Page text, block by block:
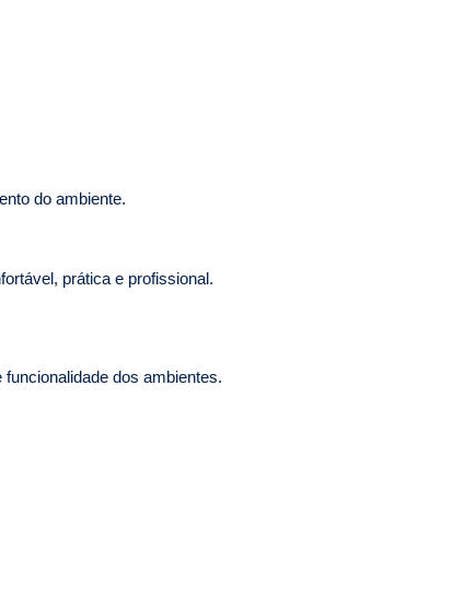
do ambiente.
prática e profissional.
dos ambientes.